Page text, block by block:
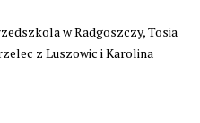
w Radgoszczy, Tosia
z Luszowic i Karolina